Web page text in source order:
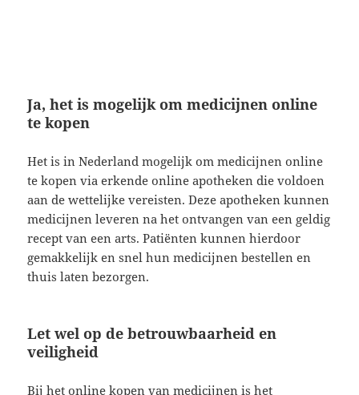
Ja, het is mogelijk om medicijnen online
te kopen
Het is in Nederland mogelijk om medicijnen online
te kopen via erkende online apotheken die voldoen
aan de wettelijke vereisten. Deze apotheken kunnen
medicijnen leveren na het ontvangen van een geldig
recept van een arts. Patiënten kunnen hierdoor
gemakkelijk en snel hun medicijnen bestellen en
thuis laten bezorgen.
Let wel op de betrouwbaarheid en
veiligheid
Bij het online kopen van medicijnen is het